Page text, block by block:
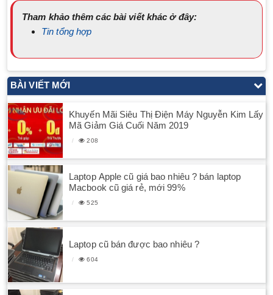
Tham khảo thêm các bài viết khác ở đây:
Tin tổng hợp
BÀI VIẾT MỚI
Khuyến Mãi Siêu Thị Điện Máy Nguyễn Kim Lấy
Mã Giảm Giá Cuối Năm 2019
208
Laptop Apple cũ giá bao nhiêu ? bán laptop
Macbook cũ giá rẻ, mới 99%
525
Laptop cũ bán được bao nhiêu ?
604